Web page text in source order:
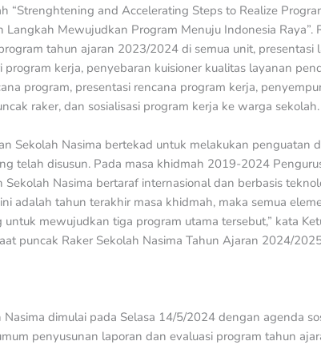
“Strenghtening and Accelerating Steps to Realize
Langkah Mewujudkan Program Menuju Indonesia Raya”.
tahun ajaran 2023/2024 di semua unit, presentasi
kerja, penyebaran kuisioner kualitas layanan
program, presentasi rencana program kerja,
raker, dan sosialisasi program kerja ke warga sekolah.
Sekolah Nasima bertekad untuk melakukan penguatan
telah disusun. Pada masa khidmah 2019-2024
Nasima bertaraf internasional dan berbasis
adalah tahun terakhir masa khidmah, maka semua
mewujudkan tiga program utama tersebut,” kata
puncak Raker Sekolah Nasima Tahun Ajaran 2024/
dimulai pada Selasa 14/5/2024 dengan agenda
penyusunan laporan dan evaluasi program tahun